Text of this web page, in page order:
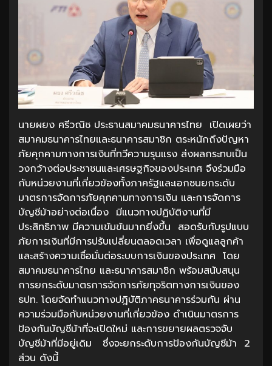
นายผยง ศรีวณิช ประธานสมาคมธนาคารไทย เปิดเผยว่า
สมาคมธนาคารไทยและธนาคารสมาชิก ตระหนักถึงปัญหา
ภัยคุกคามทางการเงินที่ทวีความรุนแรง ส่งผลกระทบเป็น
วงกว้างต่อประชาชนและเศรษฐกิจของประเทศ จึงร่วมมือ
กับหน่วยงานที่เกี่ยวข้องทั้งภาครัฐและเอกชนยกระดับ
มาตรการจัดการภัยคุกคามทางการเงิน และการจัดการ
บัญชีม้าอย่างต่อเนื่อง มีแนวทางปฏิบัติงานที่มี
ประสิทธิภาพ มีความเข้มข้นมากยิ่งขึ้น สอดรับกับรูปแบบ
ภัยการเงินที่มีการปรับเปลี่ยนตลอดเวลา เพื่อดูแลลูกค้า
และสร้างความเชื่อมั่นต่อระบบการเงินของประเทศ โดย
สมาคมธนาคารไทย และธนาคารสมาชิก พร้อมสนับสนุน
การยกระดับมาตรการจัดการภัยทุจริตทางการเงินของ
ธปท. โดยจัดทำแนวทางปฎิบัติภาคธนาคารร่วมกัน ผ่าน
ความร่วมมือกับหน่วยงานที่เกี่ยวข้อง ดำเนินมาตรการ
ป้องกันบัญชีม้าที่จะเปิดใหม่ และการขยายผลตรวจจับ
บัญชีม้าที่มีอยู่เดิม ซึ่งจะยกระดับการป้องกันบัญชีม้า 2
ส่วน ดังนี้